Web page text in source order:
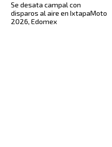
Se desata campal con
disparos al aire en IxtapaMoto
2026, Edomex